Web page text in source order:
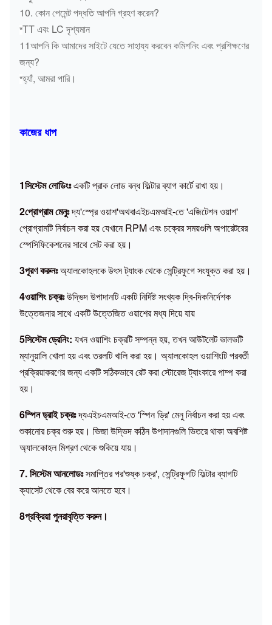
10. কোন পেমেন্ট পদ্ধতি আপনি গ্রহণ করেন?
*TT এবং LC দৃশ্যমান
11আপনি কি আমাদের সাইটে যেতে সাহায্য করবেন কমিশনিং এবং প্রশিক্ষণের
জন্য?
*হ্যাঁ, আমরা পারি।
কাজের ধাপ
1সিস্টেম লোডিংঃএকটি প্রাক লোড বন্ধ ফিল্টার ব্যাগ কার্টে রাখা হয়।
2প্রোগ্রাম মেনুঃদ্য'স্প্রে ওয়াশ'অথবাএইচএমআই-তে 'এজিটেশন ওয়াশ'
প্রোগ্রামটি নির্বাচন করা হয় যেখানে RPM এবং চক্রের সময়গুলি অপারেটরের
স্পেসিফিকেশনের সাথে সেট করা হয়।
3পূরণ করুনঃঅ্যালকোহলকে উৎস ট্যাংক থেকে সেন্ট্রিফুগে সংযুক্ত করা হয়।
4ওয়াশিং চক্রঃউদ্ভিদ উপাদানটি একটি নির্দিষ্ট সংখ্যক দ্বি-দিকনির্দেশক
উত্তেজনার সাথে একটি উত্তেজিত ওয়াশের মধ্য দিয়ে যায়
5সিস্টেম ড্রেনিং: যখন ওয়াশিং চক্রটি সম্পন্ন হয়, তখন আউটলেট ভালভটি
ম্যানুয়ালি খোলা হয় এবং তরলটি খালি করা হয়। অ্যালকোহল ওয়াশিংটি পরবর্তী
প্রক্রিয়াকরণের জন্য একটি সঠিকভাবে রেট করা স্টোরেজ ট্যাংকারে পাম্প করা
হয়।
6স্পিন ড্রাই চক্রঃদ্যএইচএমআই-তে 'স্পিন ড্রি' মেনু নির্বাচন করা হয় এবং
শুকানোর চক্র শুরু হয়। ভিজা উদ্ভিদ কঠিন উপাদানগুলি ভিতরে থাকা অবশিষ্ট
অ্যালকোহল মিশ্রণ থেকে শুকিয়ে যায়।
7. সিস্টেম আনলোডঃসমাপ্তির পর'শুষ্ক চক্র', সেন্ট্রিফুগটি ফিল্টার ব্যাগটি
ক্যাসেট থেকে বের করে আনতে হবে।
8প্রক্রিয়া পুনরাবৃত্তি করুন।